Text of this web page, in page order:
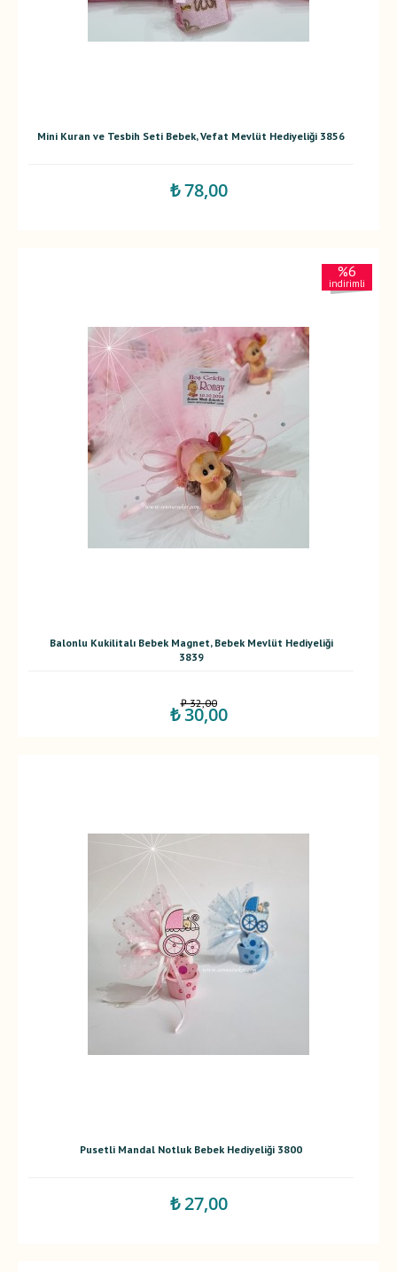
Mini Kuran ve Tesbih Seti Bebek, Vefat Mevlüt Hediyeliği 3856
₺ 78,00
%6
indirimli
Balonlu Kukilitalı Bebek Magnet, Bebek Mevlüt Hediyeliği
3839
₺ 32,00
₺ 30,00
Pusetli Mandal Notluk Bebek Hediyeliği 3800
₺ 27,00